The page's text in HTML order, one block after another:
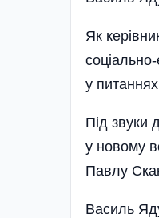
Як
у питаннях
Під звуки
у новому
Павлу
Василь